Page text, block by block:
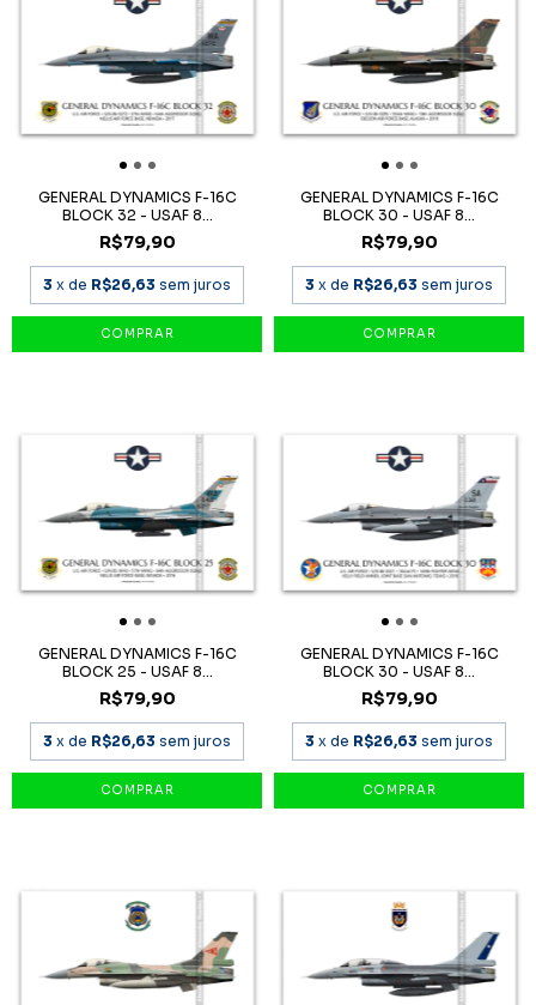
GENERAL DYNAMICS F-16C
BLOCK 32 - USAF 8...
R$79,90
3 x de R$26,63 sem juros
GENERAL DYNAMICS F-16C
BLOCK 30 - USAF 8...
R$79,90
3 x de R$26,63 sem juros
GENERAL DYNAMICS F-16C
BLOCK 25 - USAF 8...
R$79,90
3 x de R$26,63 sem juros
GENERAL DYNAMICS F-16C
BLOCK 30 - USAF 8...
R$79,90
3 x de R$26,63 sem juros